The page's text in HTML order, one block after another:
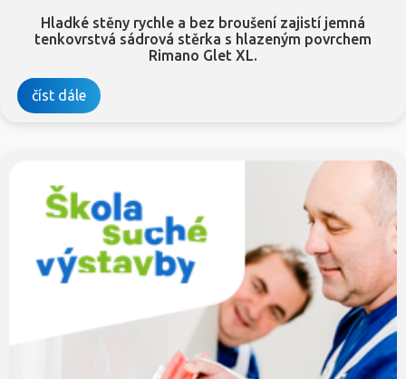
Hladké stěny rychle a bez broušení zajistí jemná
tenkovrstvá sádrová stěrka s hlazeným povrchem
Rimano Glet XL.
číst dále